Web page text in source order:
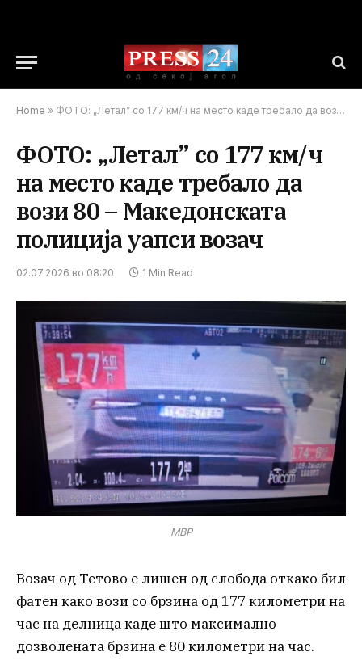
Home » ФОТО: „Летал” со 177 км/ч на место каде требало да вози 80 – Македонската полиција уапси возач
ФОТО: „Летал” со 177 км/ч
на место каде требало да
вози 80 – Македонската
полиција уапси возач
02.07.2026 во 08:20 1 Min Read
МВР
Возач од Тетово е лишен од слобода откако бил
фатен како вози со брзина од 177 километри на
час на делница каде што максимално
дозволената брзина е 80 километри на час.